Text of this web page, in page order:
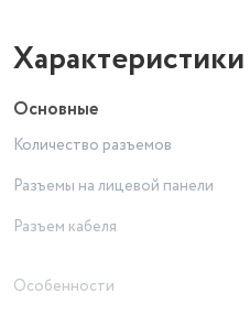
Характеристики
Основные
Количество разъемов
Разъемы на лицевой панели
Разъем кабеля
Особенности